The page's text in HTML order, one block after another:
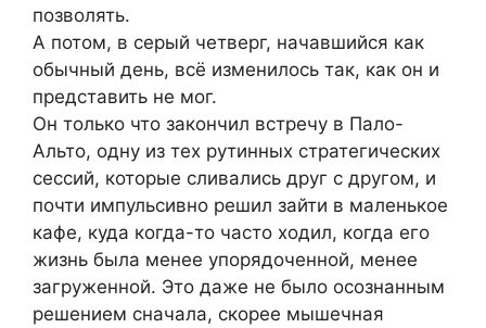
позволять.
А потом, в серый четверг, начавшийся как
обычный день, всё изменилось так, как он и
представить не мог.
Он только что закончил встречу в Пало-
Альто, одну из тех рутинных стратегических
сессий, которые сливались друг с другом, и
почти импульсивно решил зайти в маленькое
кафе, куда когда-то часто ходил, когда его
жизнь была менее упорядоченной, менее
загруженной. Это даже не было осознанным
решением сначала, скорее мышечная